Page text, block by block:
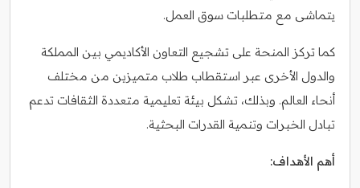
يتماشى مع متطلبات سوق العمل.
كما تركز المنحة على تشجيع التعاون الأكاديمي بين المملكة
والدول الأخرى عبر استقطاب طلاب متميزين من مختلف
أنحاء العالم. وبذلك، تشكل بيئة تعليمية متعددة الثقافات تدعم
تبادل الخبرات وتنمية القدرات البحثية.
أهم الأهداف: